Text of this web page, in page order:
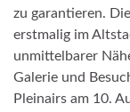
zu garantieren.
erstmalig im
unmittelbarer
Galerie und
Pleinairs am 10.